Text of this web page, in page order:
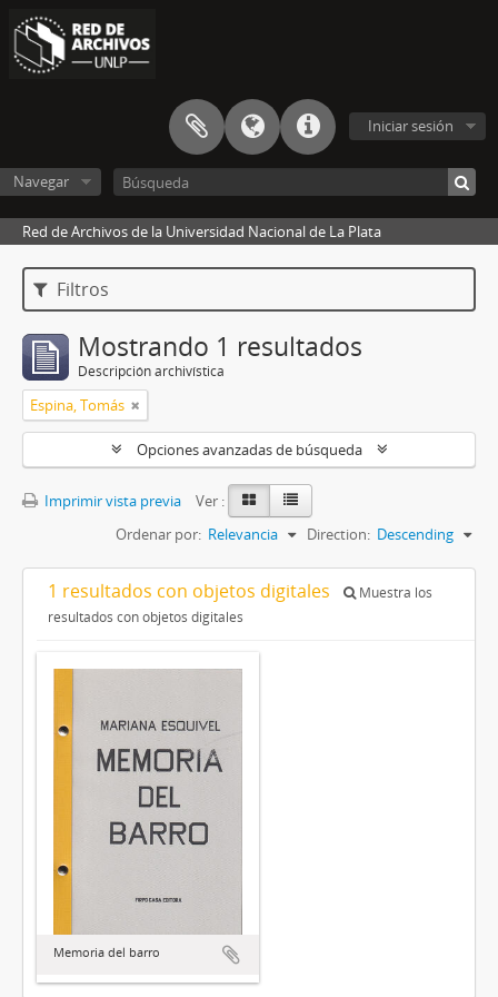
Iniciar sesión
Navegar
Red de Archivos de la Universidad Nacional de La Plata
Filtros
Mostrando 1 resultados
Descripción archivística
Espina, Tomás
Opciones avanzadas de búsqueda
Imprimir vista previa
Ver :
Ordenar por: Relevancia Direction: Descending
1 resultados con objetos digitales
Muestra los
resultados con objetos digitales
Memoria del barro